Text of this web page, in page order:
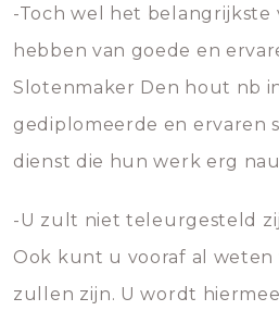
-Toch wel het belangrijkste
hebben van goede en
Slotenmaker Den hout nb
gediplomeerde en ervaren
dienst die hun werk erg
-U zult niet teleurgesteld
Ook kunt u vooraf al weten
zullen zijn. U wordt